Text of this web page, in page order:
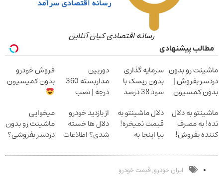
رسانه اقتصادی کیان آنلاین
مطالب پیشنهادی
ماشینت رو بدون
دردسر بفروش |
بدون کمسیون
سرمایه گذاری
بدون ریسک با
سود 38 درصد
دوربین
مداربسته 360
درجه | نصب
فروش خودرو
بدون کمیسیون
ماشینتو به دلال
نده! به مصرف
کننده بفروش!
یک تماس
دلال ماشینتو به
قیمت نمیخره!
بیا اینجا به
بفروش*فقط
خریدار واقعی*
از بازدید خودرو
دلال ها خسته
شدی؟ اطلاعات
ثبت کن
میخوایی
ماشینت رو بدون
دردسر بفروشی؟
ایران خودرو,قیمت خودرو